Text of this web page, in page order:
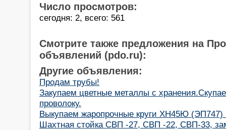
Число просмотров:
сегодня: 2, всего: 561
Смотрите также предложения на
объявлений (pdo.ru):
Другие объявления:
Продам трубы!
Закупаем цветные металлы с
проволоку.
Выкупаем жаропрочные круги ХН45Ю (ЭП747)
Шахтная стойка СВП -27, СВП -22, СВП-33,